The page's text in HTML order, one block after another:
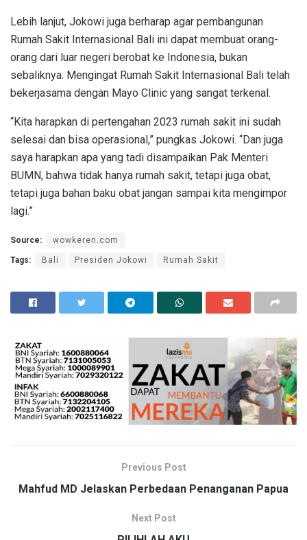
Lebih lanjut, Jokowi juga berharap agar pembangunan
Rumah Sakit Internasional Bali ini dapat membuat orang-
orang dari luar negeri berobat ke Indonesia, bukan
sebaliknya. Mengingat Rumah Sakit Internasional Bali telah
bekerjasama dengan Mayo Clinic yang sangat terkenal.
“Kita harapkan di pertengahan 2023 rumah sakit ini sudah
selesai dan bisa operasional,” pungkas Jokowi. “Dan juga
saya harapkan apa yang tadi disampaikan Pak Menteri
BUMN, bahwa tidak hanya rumah sakit, tetapi juga obat,
tetapi juga bahan baku obat jangan sampai kita mengimpor
lagi.”
Source: wowkeren.com
Tags: Bali Presiden Jokowi Rumah Sakit
Previous Post
Mahfud MD Jelaskan Perbedaan Penanganan Papua
Next Post